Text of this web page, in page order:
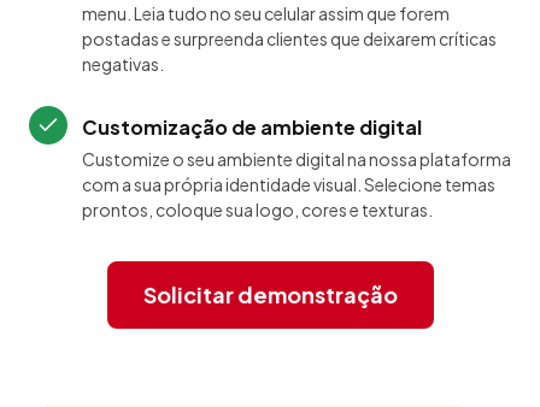
menu. Leia tudo no seu celular assim que forem
postadas e surpreenda clientes que deixarem críticas
negativas.
Customização de ambiente digital
Customize o seu ambiente digital na nossa plataforma
com a sua própria identidade visual. Selecione temas
prontos, coloque sua logo, cores e texturas.
Solicitar demonstração